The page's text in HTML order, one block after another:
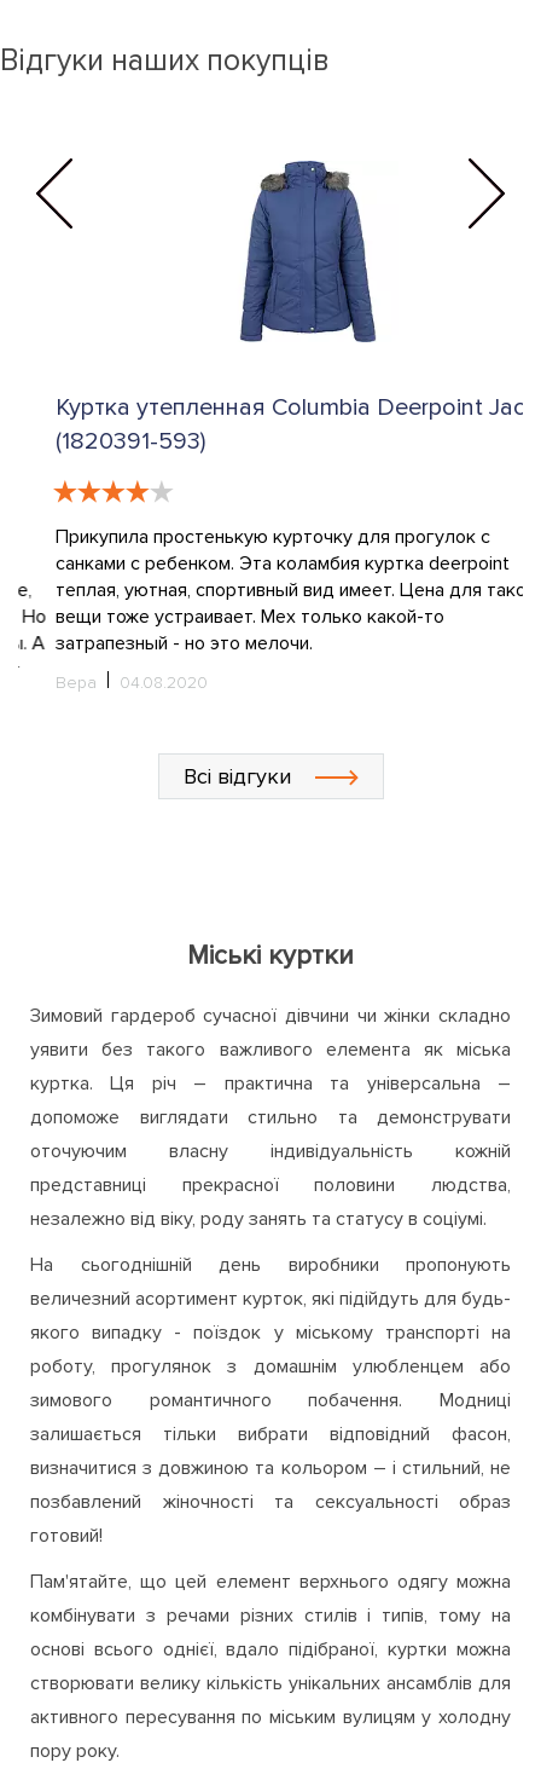
Відгуки наших покупців
Куртка утепленная Columbia Deerpoint Jacket
(1820391-593)
Прикупила простенькую курточку для прогулок с
санками с ребенком. Эта коламбия куртка deerpoint
теплая, уютная, спортивный вид имеет. Цена для такой
вещи тоже устраивает. Мех только какой-то
затрапезный - но это мелочи.
Вера 04.08.2020
Всі відгуки
Міські куртки
Зимовий гардероб сучасної дівчини чи жінки складно
уявити без такого важливого елемента як міська
куртка. Ця річ – практична та універсальна –
допоможе виглядати стильно та демонструвати
оточуючим власну індивідуальність кожній
представниці прекрасної половини людства,
незалежно від віку, роду занять та статусу в соціумі.
На сьогоднішній день виробники пропонують
величезний асортимент курток, які підійдуть для будь-
якого випадку - поїздок у міському транспорті на
роботу, прогулянок з домашнім улюбленцем або
зимового романтичного побачення. Модниці
залишається тільки вибрати відповідний фасон,
визначитися з довжиною та кольором – і стильний, не
позбавлений жіночності та сексуальності образ
готовий!
Пам'ятайте, що цей елемент верхнього одягу можна
комбінувати з речами різних стилів і типів, тому на
основі всього однієї, вдало підібраної, куртки можна
створювати велику кількість унікальних ансамблів для
активного пересування по міським вулицям у холодну
пору року.